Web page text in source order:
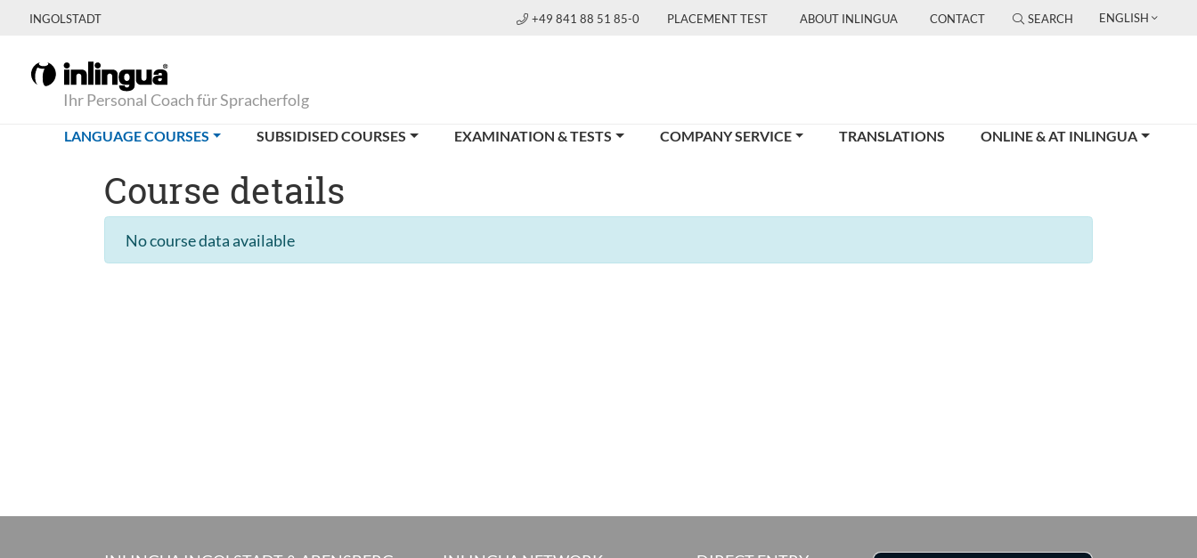
INGOLSTADT +49 841 88 51 85-0 PLACEMENT TEST ABOUT INLINGUA CONTACT SEARCH ENGLISH
Ihr Personal Coach für Spracherfolg
LANGUAGE COURSES(CURRENT)SUBSIDISED COURSES EXAMINATION & TESTS COMPANY SERVICE TRANSLATIONS ONLINE & AT INLINGUA
Course details
No course data available